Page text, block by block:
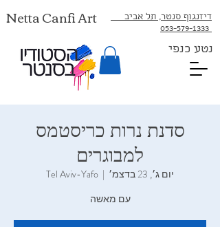
דיזנגוף סנטר, תל אביב
053-579-1333⁩
Netta Canfi Art
נטע כנפי
סדנת נרות כריסטמס
למבוגרים
יום ג׳, 23 בדצמ׳
  |
Tel Aviv-Yafo
עם מאשה